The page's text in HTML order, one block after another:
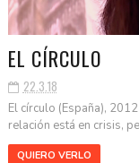
EL CÍRCULO
22.3.18
El círculo (España),
relación está en crisis,
QUIERO VERLO